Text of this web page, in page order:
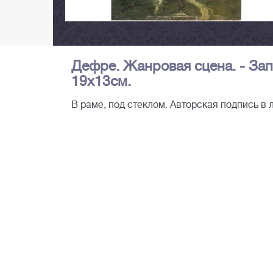
Дефре. Жанровая сцена. -
19х13см.
В раме, под стеклом. Авторская подпись в